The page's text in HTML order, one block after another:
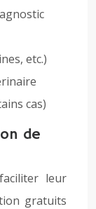
etc.)
cas)
de
leur
gratuits